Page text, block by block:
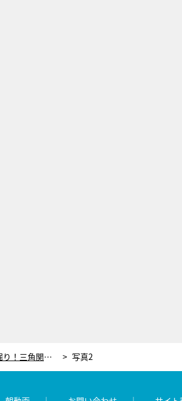
優（相葉雅紀）の恋愛模様を深堀り！三角関係の行方は…＜和田家の男たち＞ 写真2